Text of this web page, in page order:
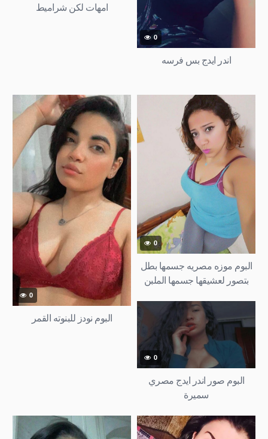
امهات لكن شراميط
0
اندر ايدج بس فرسه
0
البوم نودز للبنوته القمر
0
البوم موزه مصريه جسمها بطل
بتصور لعشيقها جسمها الملبن
0
البوم صور اندر ايدج مصري
سميرة